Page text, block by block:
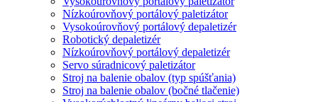
Nízkoúrovňový portálový paletizátor
Vysokoúrovňový portálový depaletizér
Robotický depaletizér
Nízkoúrovňový portálový depaletizér
Servo súradnicový paletizátor
Stroj na balenie obalov (typ spúšťania)
Stroj na balenie obalov (bočné tlačenie)